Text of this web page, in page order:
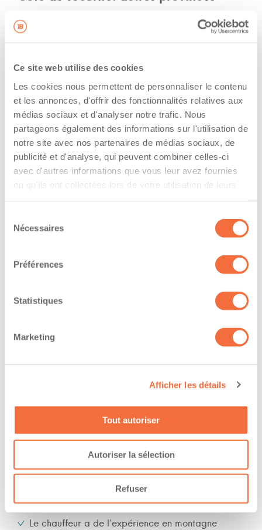
Ce site web utilise des cookies
Les cookies nous permettent de personnaliser le contenu
et les annonces, d'offrir des fonctionnalités relatives aux
médias sociaux et d'analyser notre trafic. Nous
partageons également des informations sur l'utilisation de
notre site avec nos partenaires de médias sociaux, de
publicité et d'analyse, qui peuvent combiner celles-ci
avec d'autres informations que vous leur avez fournies
ou qu'ils ont collectées lors de votre utilisation de leurs
Nécessaires
Préférences
Statistiques
Marketing
Afficher les détails
Tout autoriser
Autoriser la sélection
Refuser
Non-spécifié
Possède ses propres assurances
The driver hold a driving licence from:
quebec
Has a vehicle registered in the following
province:
quebec
Diplômes et certifications
Le chauffeur professionnel possède un diplôme
permis de conduire
The owner-operator has the ability to
Expérience
Nombre d'années d'expériences 4 ans
Le chauffeur a de l'expérience en forêt
Le chauffeur a de l'expérience en montagne